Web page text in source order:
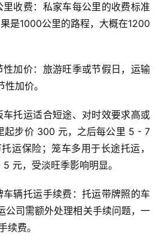
收费：私家车每公里的收费标准
是1000公里的路程，大概在1200
加价：旅游旺季或节假日，运输
加价。
托运适合短途、对时效要求高或
起步价 300 元，之后每公里 5 - 7
运保险；笼车多用于长途托运，
元，受淡旺季影响明显。
辆托运手续费：托运带牌照的车
公司需额外处理相关手续问题，一
费。